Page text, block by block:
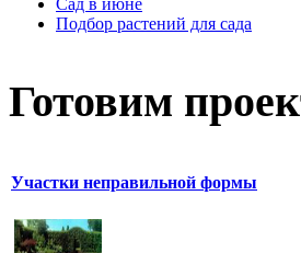
Сад в июне
Подбор растений для сада
Готовим
Участки неправильной формы